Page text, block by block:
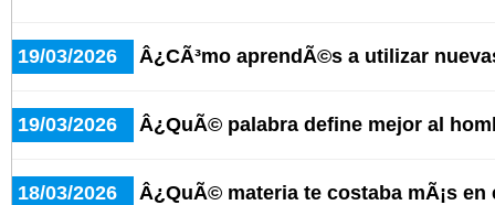
19/03/2026 Â¿CÃ³mo aprendÃ©s a utilizar
19/03/2026 Â¿QuÃ© palabra define mejor al
18/03/2026 Â¿QuÃ© materia te costaba mÃ¡s